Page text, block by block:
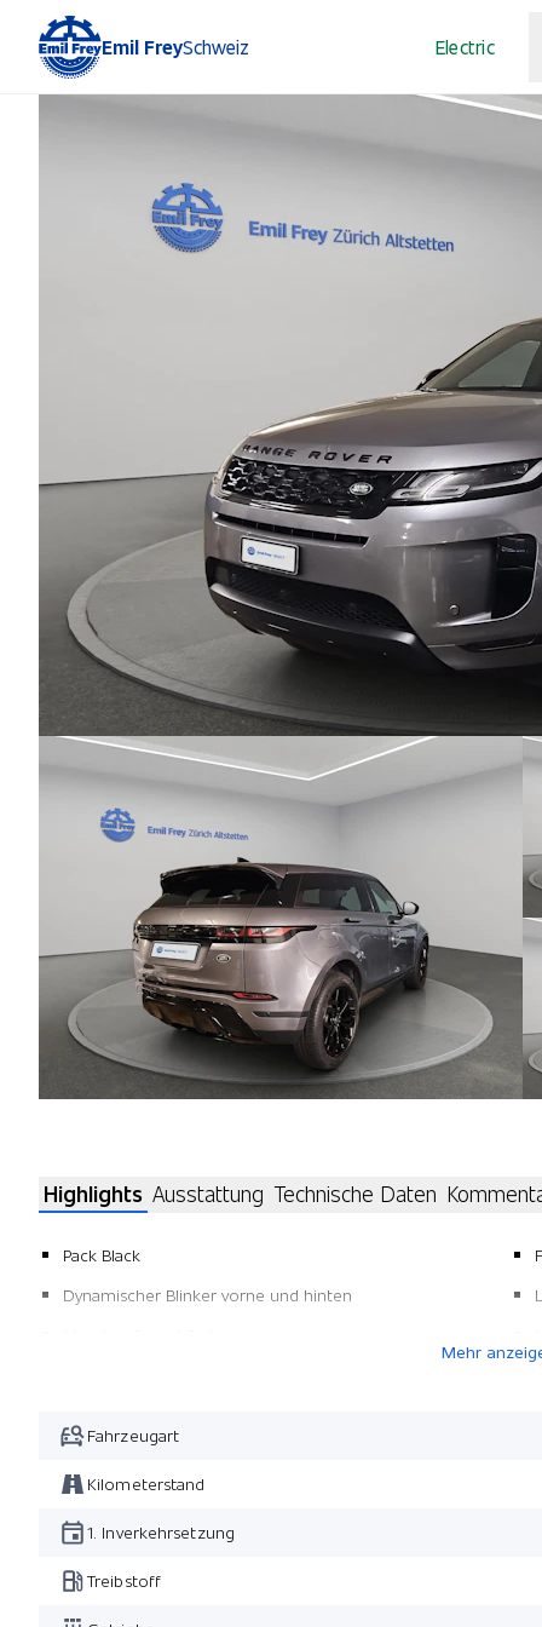
Emil FreySchweiz Electric
Highlights Ausstattung Technische Daten
Pack Black
Dynamischer Blinker vorne und hinten
Keyless Entry System
Panoramadach
Nebelscheinwerfer
Touch Pro Duo
Pack Toter-Winkel-Spurassistent
Mehr
Fahrzeugart
Kilometerstand
1. Inverkehrsetzung
Treibstoff